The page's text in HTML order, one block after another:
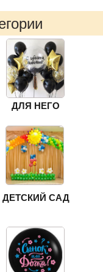
ДЛЯ НЕГО
ДЕТСКИЙ САД